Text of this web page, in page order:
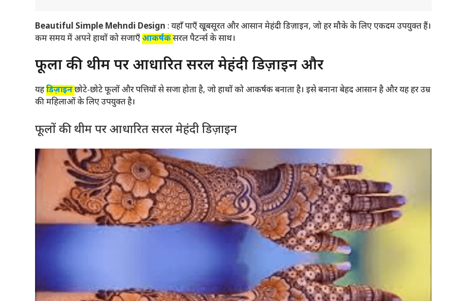
Beautiful Simple Mehndi Design : यहाँ पाएँ खूबसूरत और आसान मेहंदी डिज़ाइन, जो हर मौके के लिए एकदम उपयुक्त हैं।
कम समय में अपने हाथों को सजाएँआकर्षकसरल पैटर्न्स के साथ।
फूलों की थीम पर आधारित सरल मेहंदी डिज़ाइन और
यहडिज़ाइनछोटे-छोटे फूलों और पत्तियों से सजा होता है, जो हाथों को आकर्षक बनाता है। इसे बनाना बेहद आसान है और यह हर उम्र
की महिलाओं के लिए उपयुक्त है।
फूलों की थीम पर आधारित सरल मेहंदी डिज़ाइन